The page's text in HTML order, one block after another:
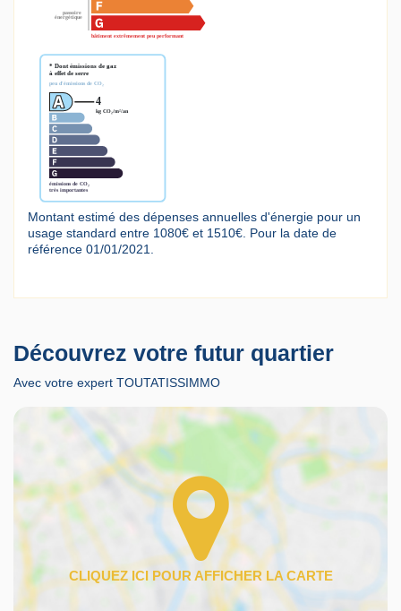
Montant estimé des dépenses annuelles d'énergie pour un
usage standard entre 1080€ et 1510€. Pour la date de
référence 01/01/2021.
Découvrez votre futur quartier
Avec votre expert TOUTATISSIMMO